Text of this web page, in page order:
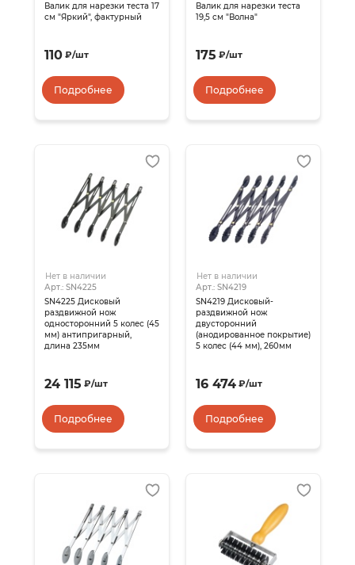
Валик для нарезки теста 17
см "Яркий", фактурный
110 ₽/шт
Подробнее
Валик для нарезки теста
19,5 см "Волна"
175 ₽/шт
Подробнее
Нет в наличии
Арт.: SN4225
SN4225 Дисковый
раздвижной нож
односторонний 5 колес (45
мм) антипригарный,
длина 235мм
24 115 ₽/шт
Подробнее
Нет в наличии
Арт.: SN4219
SN4219 Дисковый-
раздвижной нож
двусторонний
(анодированное покрытие)
5 колес (44 мм), 260мм
16 474 ₽/шт
Подробнее